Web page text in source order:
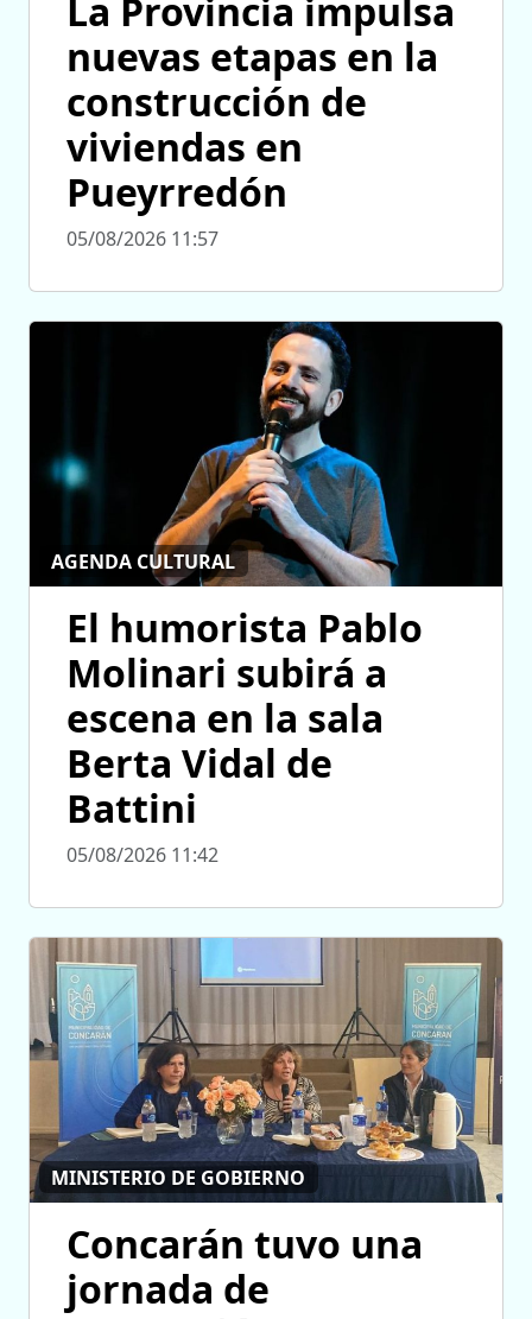
La Provincia impulsa
nuevas etapas en la
construcción de
viviendas en
Pueyrredón
05/08/2026 11:57
AGENDA CULTURAL
El humorista Pablo
Molinari subirá a
escena en la sala
Berta Vidal de
Battini
05/08/2026 11:42
MINISTERIO DE GOBIERNO
Concarán tuvo una
jornada de